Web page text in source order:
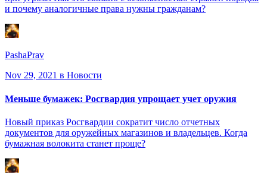
и почему аналогичные права нужны гражданам?
PashaPrav
Nov 29, 2021 в Новости
Меньше бумажек: Росгвардия упрощает учет оружия
Новый приказ Росгвардии сократит число отчетных
документов для оружейных магазинов и владельцев. Когда
бумажная волокита станет проще?